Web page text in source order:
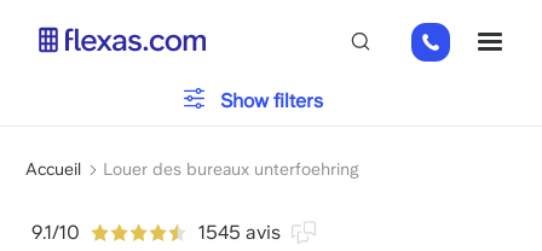
+49
151
Fil
Accueil Louer des bureaux unterfoehring
9.1/10 1545 avis
Typologie du bureau
Parking
Installations
Show filters